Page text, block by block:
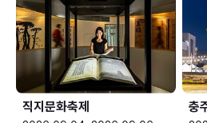
직지문화축제 충